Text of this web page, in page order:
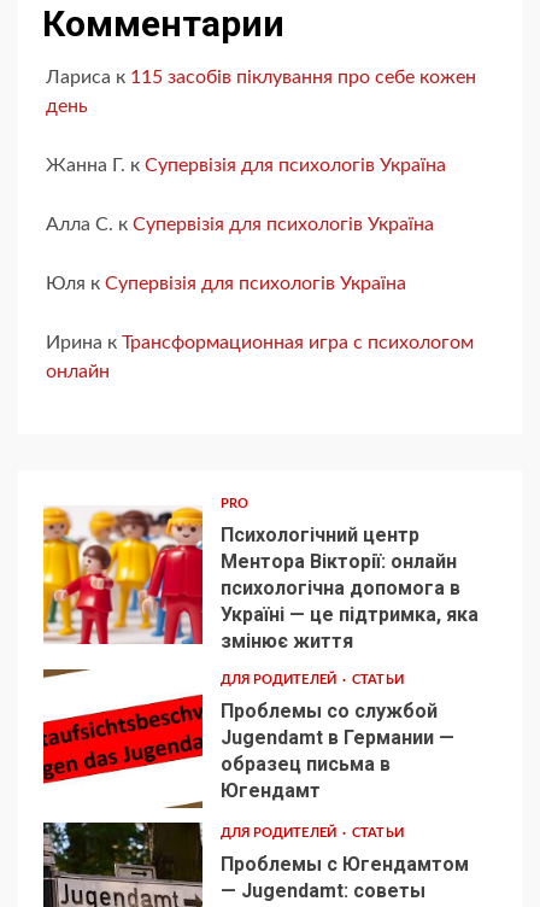
Комментарии
Лариса к 115 засобів піклування про себе кожен
день
Жанна Г. к Супервізія для психологів Україна
Алла С. к Супервізія для психологів Україна
Юля к Супервізія для психологів Україна
Ирина к Трансформационная игра с психологом
онлайн
1
PRO
Психологічний центр
Ментора Вікторії: онлайн
психологічна допомога в
Україні — це підтримка, яка
змінює життя
2
ДЛЯ РОДИТЕЛЕЙ СТАТЬИ
Проблемы со службой
Jugendamt в Германии —
образец письма в
Югендамт
ДЛЯ РОДИТЕЛЕЙ СТАТЬИ
Проблемы с Югендамтом
— Jugendamt: советы